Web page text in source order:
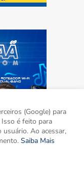
(Google) para
é feito para
Ao acessar,
Saiba Mais